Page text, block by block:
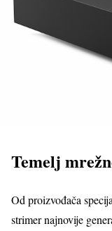
Temelj
Od proizvođača
strimer najnovije